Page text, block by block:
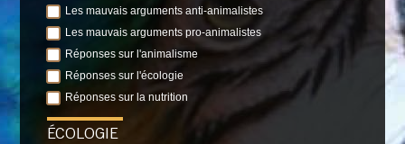
Les mauvais arguments anti-animalistes
Les mauvais arguments pro-animalistes
Réponses sur l'animalisme
Réponses sur l'écologie
Réponses sur la nutrition
ÉCOLOGIE